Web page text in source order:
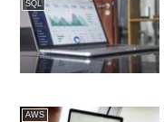
SQL
AWS